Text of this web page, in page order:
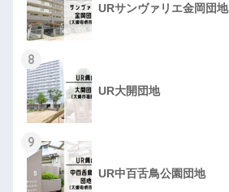
URサンヴァリエ金岡団地
8
UR大開団地
9
UR中百舌鳥公園団地